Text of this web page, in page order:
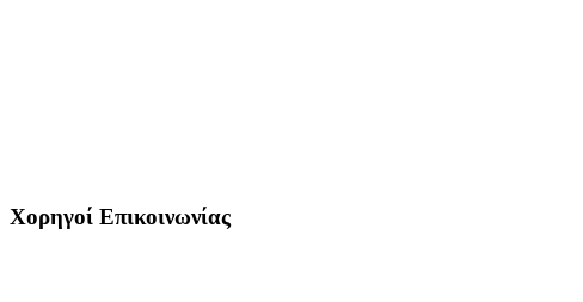
Χορηγοί Επικοινωνίας